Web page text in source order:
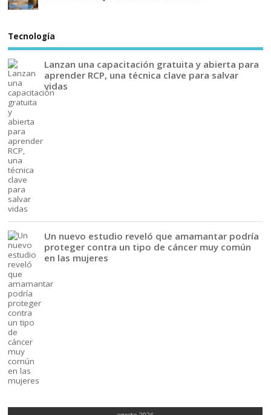
Tecnología
Lanzan una capacitación gratuita y abierta para
aprender RCP, una técnica clave para salvar
vidas
Un nuevo estudio reveló que amamantar podría
proteger contra un tipo de cáncer muy común
en las mujeres